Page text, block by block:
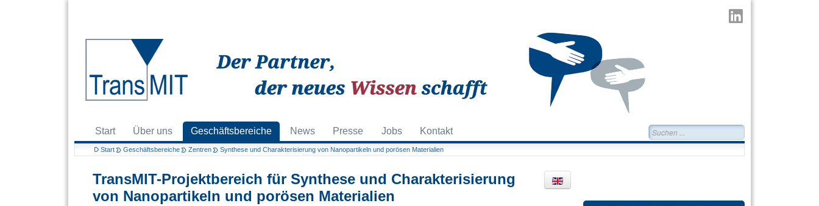
Start Über uns Geschäftsbereiche News Presse Jobs Kontakt Suchen...
Start Geschäftsbereiche Zentren Synthese und Charakterisierung von Nanopartikeln und porösen Materialien
TransMIT-Projektbereich für Synthese und Charakterisierung
von Nanopartikeln und porösen Materialien